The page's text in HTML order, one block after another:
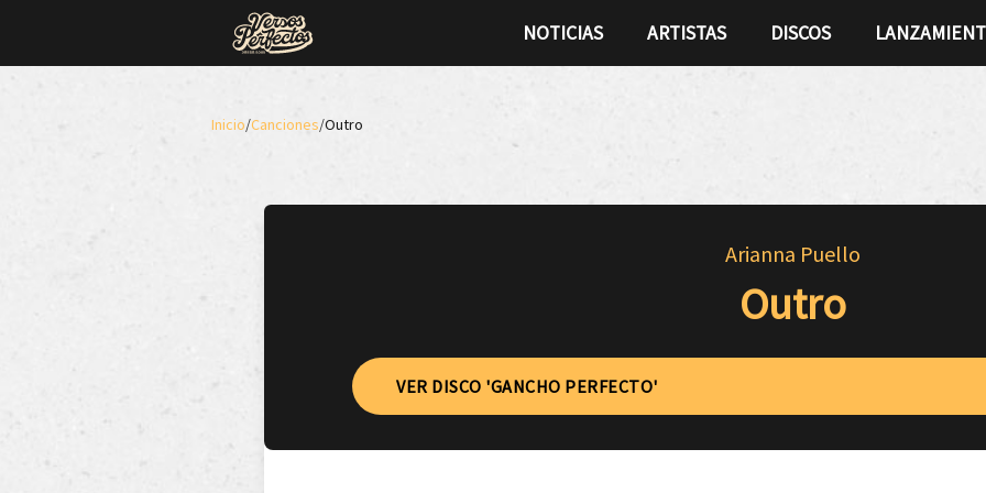
NOTICIAS ARTISTAS DISCOS
Inicio/Canciones/Outro
Arianna Puello
Outro
VER DISCO 'GANCHO PERFECTO'